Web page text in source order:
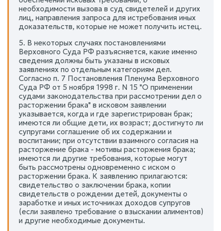
необходимости вызова в суд свидетелей и других
лиц, направления запроса для истребования иных
доказательств, которые не может получить истец.
5. В некоторых случаях постановлениями
Верховного Суда РФ разъясняется, какие именно
сведения должны быть указаны в исковых
заявлениях по отдельным категориям дел.
Согласно п. 7 Постановления Пленума Верховного
Суда РФ от 5 ноября 1998 г. N 15 "О применении
судами законодательства при рассмотрении дел о
расторжении брака" в исковом заявлении
указывается, когда и где зарегистрирован брак;
имеются ли общие дети, их возраст; достигнуто ли
супругами соглашение об их содержании и
воспитании; при отсутствии взаимного согласия на
расторжение брака - мотивы расторжения брака;
имеются ли другие требования, которые могут
быть рассмотрены одновременно с иском о
расторжении брака. К заявлению прилагаются:
свидетельство о заключении брака, копии
свидетельств о рождении детей, документы о
заработке и иных источниках доходов супругов
(если заявлено требование о взыскании алиментов)
и другие необходимые документы.